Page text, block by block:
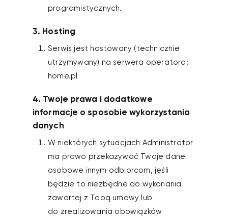
programistycznych.
3. Hosting
Serwis jest hostowany (technicznie
utrzymywany) na serwera operatora:
home.pl
4. Twoje prawa i dodatkowe
informacje o sposobie wykorzystania
danych
W niektórych sytuacjach Administrator
ma prawo przekazywać Twoje dane
osobowe innym odbiorcom, jeśli
będzie to niezbędne do wykonania
zawartej z Tobą umowy lub
do zrealizowania obowiązków